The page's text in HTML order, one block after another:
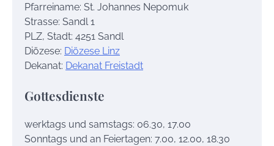
Pfarreiname: St. Johannes Nepomuk
Strasse: Sandl 1
PLZ, Stadt: 4251 Sandl
Diözese: Diözese Linz
Dekanat: Dekanat Freistadt
Gottesdienste
werktags und samstags: 06.30, 17.00
Sonntags und an Feiertagen: 7.00, 12.00, 18.30